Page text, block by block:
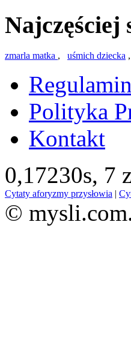
Najczęściej
zmarla matka , uśmich dziecka
Regulamin
Polityka
Kontakt
0,17230s, 7
Cytaty aforyzmy przysłowia |
©